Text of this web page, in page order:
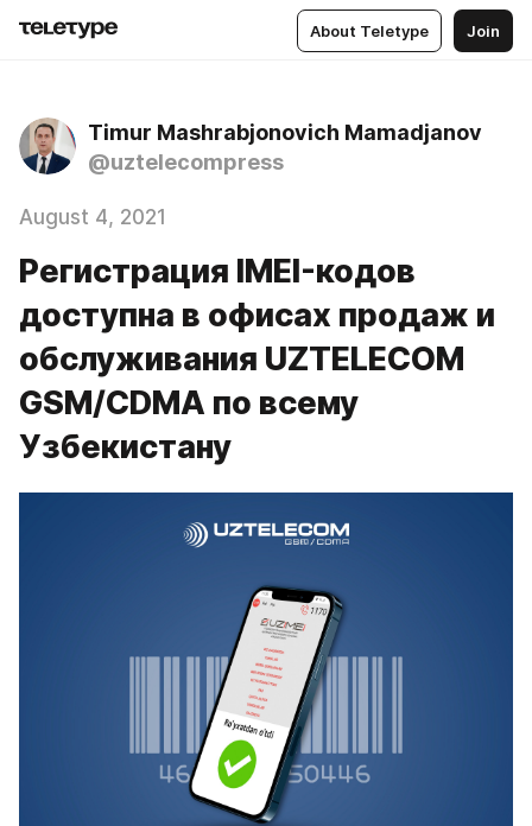
About Teletype Join
Timur Mashrabjonovich Mamadjanov
@uztelecompress
August 4, 2021
Регистрация IMEI-кодов
доступна в офисах продаж и
обслуживания UZTELECOM
GSM/CDMA по всему
Узбекистану